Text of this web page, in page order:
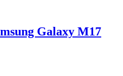
Galaxy M17